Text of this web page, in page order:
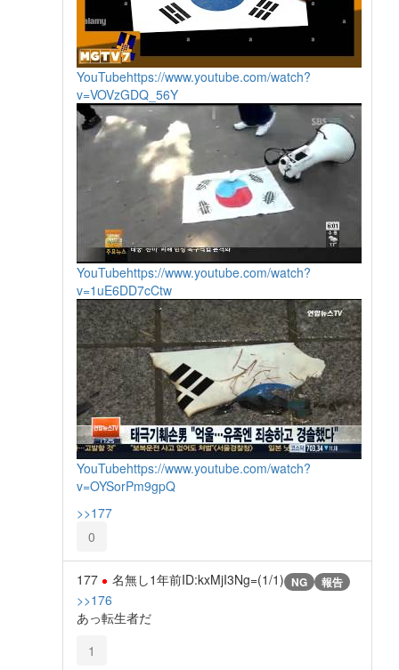
YouTubehttps://www.youtube.com/watch?
v=VOVzGDQ_56Y
YouTubehttps://www.youtube.com/watch?
v=1uE6DD7cCtw
YouTubehttps://www.youtube.com/watch?
v=OYSorPm9gpQ
>>177
0
177 名無し1年前ID:kxMjI3Ng=(1/1) NG 報告
>>176
あっ転生者だ
1